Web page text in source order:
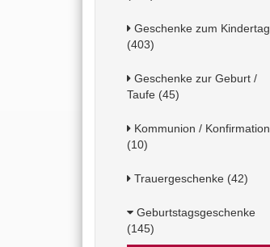
Geschenke zum Kindertag
(403)
Geschenke zur Geburt /
Taufe (45)
Kommunion / Konfirmation
(10)
Trauergeschenke (42)
Geburtstagsgeschenke
(145)